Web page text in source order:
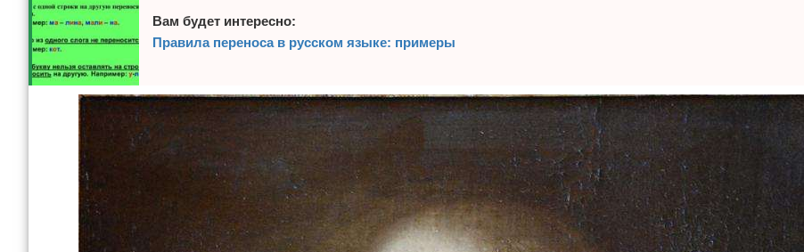
Вам будет интересно:
Правила переноса в русском языке: примеры